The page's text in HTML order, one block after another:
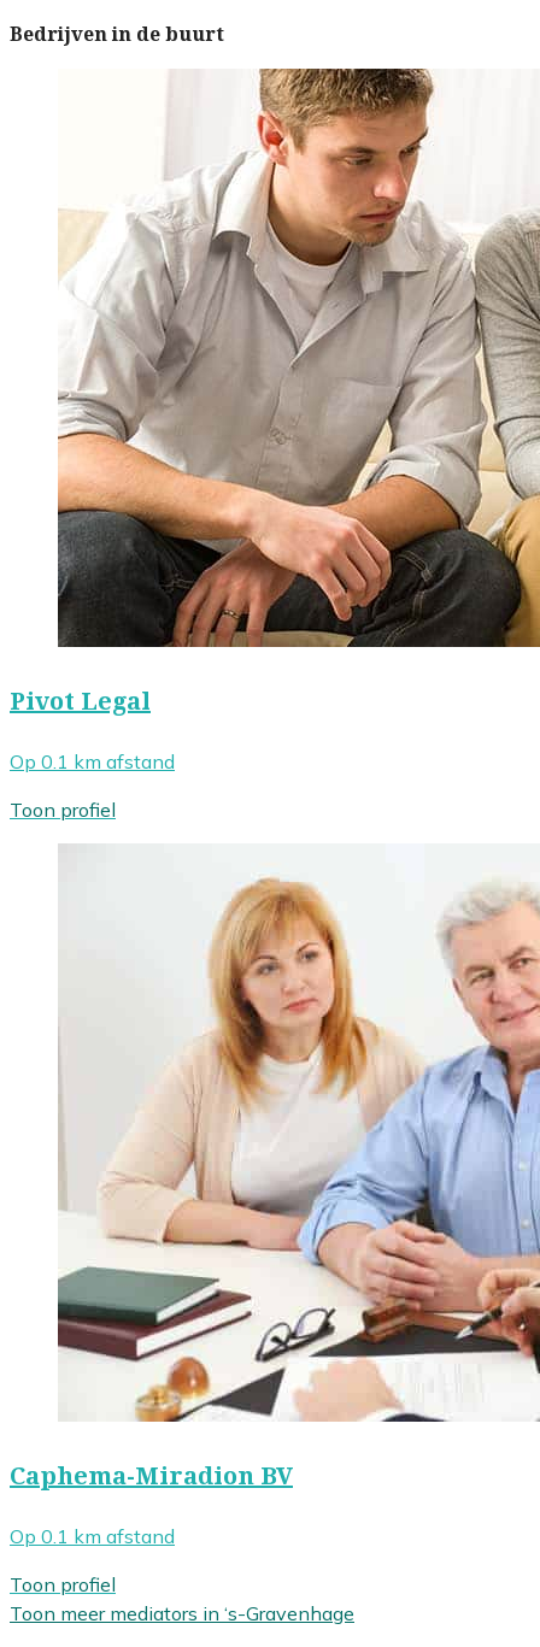
Bedrijven in de buurt
Pivot Legal
Op 0.1 km afstand
Toon profiel
Caphema-Miradion BV
Op 0.1 km afstand
Toon profiel
Toon meer mediators in ‘s-Gravenhage